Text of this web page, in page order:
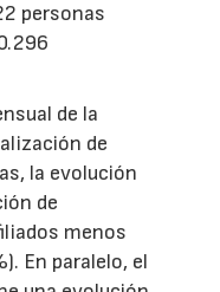
personas
de la
de
la evolución
de
menos
En paralelo, el